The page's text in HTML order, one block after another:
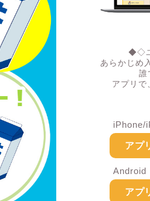
◆◇
あらかじめ
誰
アプリで
iPhone/
アプ
Android
アプ